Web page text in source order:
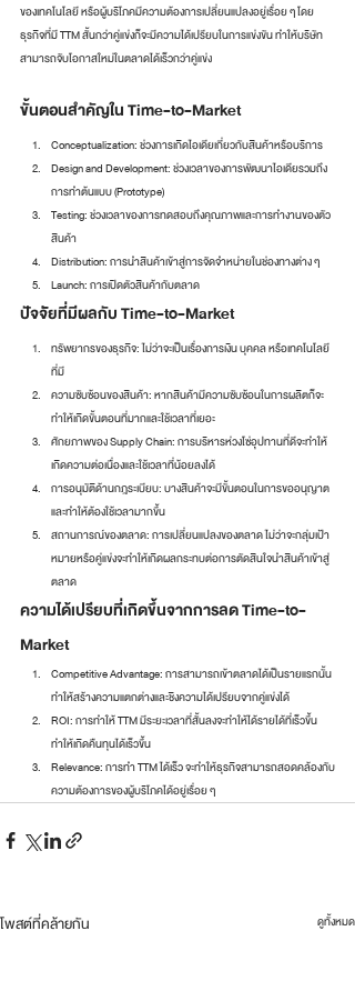
ของเทคโนโลยี หรือผู้บริโภคมีความต้องการเปลี่ยนแปลงอยู่เรื่อย ๆ โดย
ธุรกิจที่มี TTM สั้นกว่าคู่แข่งก็จะมีความได้เปรียบในการแข่งขัน ทำให้บริษัท
สามารถจับโอกาสใหม่ในตลาดได้เร็วกว่าคู่แข่ง
ขั้นตอนสำคัญใน Time-to-Market
Conceptualization: ช่วงการเกิดไอเดียเกี่ยวกับสินค้าหรือบริการ
Design and Development: ช่วงเวลาของการพัฒนาไอเดียรวมถึง
การทำต้นแบบ (Prototype)
Testing: ช่วงเวลาของการทดสอบถึงคุณภาพและการทำงานของตัว
สินค้า
Distribution: การนำสินค้าเข้าสู่การจัดจำหน่ายในช่องทางต่าง ๆ
Launch: การเปิดตัวสินค้ากับตลาด
ปัจจััยที่มีผลกับ Time-to-Market
ทรัพยากรของธุรกิจ: ไม่ว่าจะเป็นเรื่องการเงิน บุคคล หรือเทคโนโลยี
ที่มี
ความซับซ้อนของสินค้า: หากสินค้ามีความซับซ้อนในการผลิตก็จะ
ทำให้เกิดขั้นตอนที่มากและใช้เวลาที่เยอะ
ศักยภาพของ Supply Chain: การบริหารห่วงโซ่อุปทานที่ดีจะทำให้
เกิดความต่อเนื่องและใช้เวลาที่น้อยลงได้
การอนุมัติด้านกฎระเบียบ: บางสินค้าจะมีขั้นตอนในการขออนุญาต
และทำให้ต้องใช้เวลามากขึ้น
สถานการณ์ของตลาด: การเปลี่ยนแปลงของตลาด ไม่ว่าจะกลุ่มเป้า
หมายหรือคู่แข่งจะทำให้เกิดผลกระทบต่อการตัดสินใจนำสินค้าเข้าสู่
ตลาด
ความได้เปรียบที่เกิดขึ้นจากการลด Time-to-
Market
Competitive Advantage: การสามารถเข้าตลาดได้เป็นรายแรกนั้น
ทำให้สร้างความแตกต่างและชิงความได้เปรียบจากคู่แข่งได้
ROI: การทำให้ TTM มีระยะเวลาที่สั้นลงจะทำให้ได้รายได้ที่เร็วขึ้น
ทำให้เกิดคืนทุนได้เร็วขึ้น
Relevance: การทำ TTM ได้เร็ว จะทำให้ธุรกิจสามารถสอดคล้องกับ
ความต้องการของผู้บริโภคได้อยู่เรื่อย ๆ
โพสต์ที่คล้ายกัน ดูทั้งหมด